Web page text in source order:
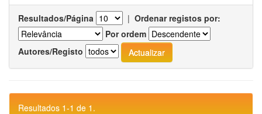
Resultados/Página | Ordenar registos por:
Por ordem
Autores/Registo
Resultados 1-1 de 1.